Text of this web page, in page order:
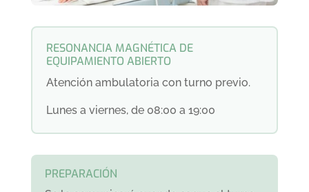
RESONANCIA MAGNÉTICA DE
EQUIPAMIENTO ABIERTO
Atención ambulatoria con turno previo.
Lunes a viernes, de 08:00 a 19:00
PREPARACIÓN